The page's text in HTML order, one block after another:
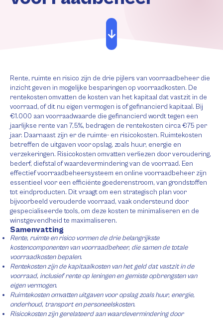
Rente, ruimte en risico zijn de drie pijlers van voorraadbeheer die
inzicht geven in mogelijke besparingen op voorraadkosten. De
rentekosten omvatten de kosten van het kapitaal dat vastzit in de
voorraad, of dit nu eigen vermogen is of gefinancierd kapitaal. Bij
€1.000 aan voorraadwaarde die gefinancierd wordt tegen een
jaarlijkse rente van 7,5%, bedragen de rentekosten circa €75 per
jaar. Daarnaast zijn er de ruimte- en risicokosten. Ruimtekosten
betreffen de uitgaven voor opslag, zoals huur, energie en
verzekeringen. Risicokosten omvatten verliezen door veroudering,
bederf, diefstal of waardevermindering van de voorraad. Een
effectief voorraadbeheersysteem en online voorraadbeheer zijn
essentieel voor een efficiënte goederenstroom, van grondstoffen
tot eindproducten. Dit vraagt om een strategisch plan voor
bijvoorbeeld verouderde voorraad, vaak ondersteund door
gespecialiseerde tools, om deze kosten te minimaliseren en de
winstgevendheid te maximaliseren.
Samenvatting
Rente, ruimte en risico vormen de drie belangrijkste
kostencomponenten van voorraadbeheer, die samen de totale
voorraadkosten bepalen.
Rentekosten zijn de kapitaalkosten van het geld dat vastzit in de
voorraad, inclusief rente op leningen en gemiste opbrengsten van
eigen vermogen.
Ruimtekosten omvatten uitgaven voor opslag zoals huur, energie,
onderhoud, transport en personeelskosten.
Risicokosten zijn gerelateerd aan waardevermindering door